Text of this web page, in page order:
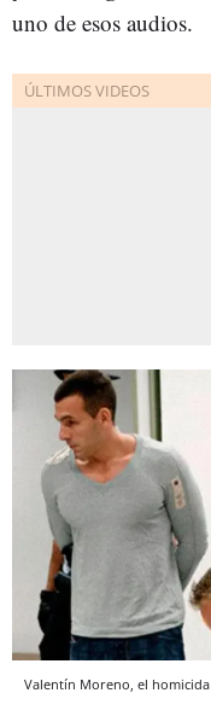
uno de esos audios.
Valentín Moreno, el